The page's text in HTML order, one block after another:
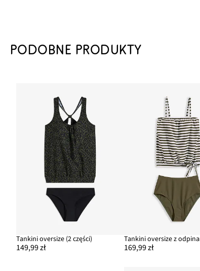
PODOBNE PRODUKTY
Tankini oversize (2 części)
149,99 zł 169,99 zł